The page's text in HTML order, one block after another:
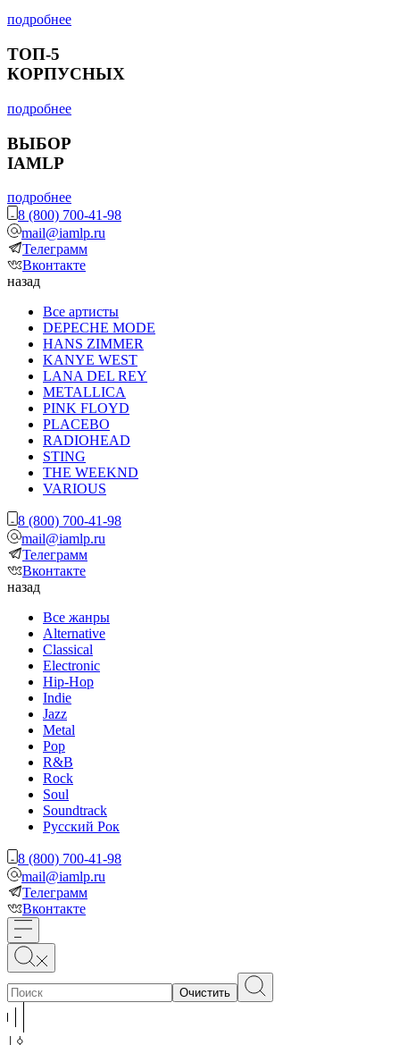
подробнее
ТОП-5
КОРПУСНЫХ
подробнее
ВЫБОР
IAMLP
подробнее
8 (800) 700-41-98
mail@iamlp.ru
Телеграмм
Вконтакте
назад
Все артисты
DEPECHE MODE
HANS ZIMMER
KANYE WEST
LANA DEL REY
METALLICA
PINK FLOYD
PLACEBO
RADIOHEAD
STING
THE WEEKND
VARIOUS
8 (800) 700-41-98
mail@iamlp.ru
Телеграмм
Вконтакте
назад
Все жанры
Alternative
Classical
Electronic
Hip-Hop
Indie
Jazz
Metal
Pop
R&B
Rock
Soul
Soundtrack
Русский Рок
8 (800) 700-41-98
mail@iamlp.ru
Телеграмм
Вконтакте
Очистить